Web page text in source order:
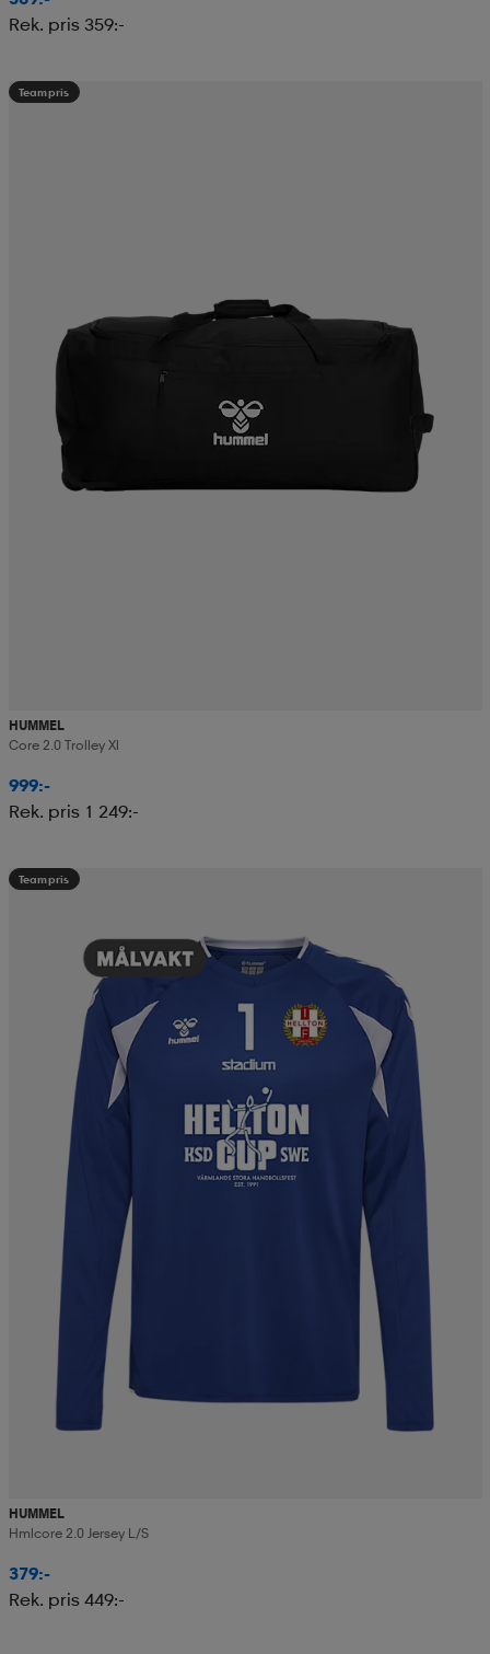
Rek. pris 359:-
Teampris
HUMMEL
Core 2.0 Trolley Xl
999:-
Rek. pris 1 249:-
Teampris
HUMMEL
Hmlcore 2.0 Jersey L/s
379:-
Rek. pris 449:-